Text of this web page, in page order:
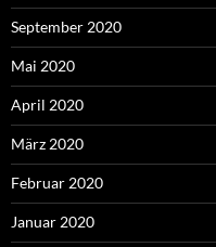
September 2020
Mai 2020
April 2020
März 2020
Februar 2020
Januar 2020